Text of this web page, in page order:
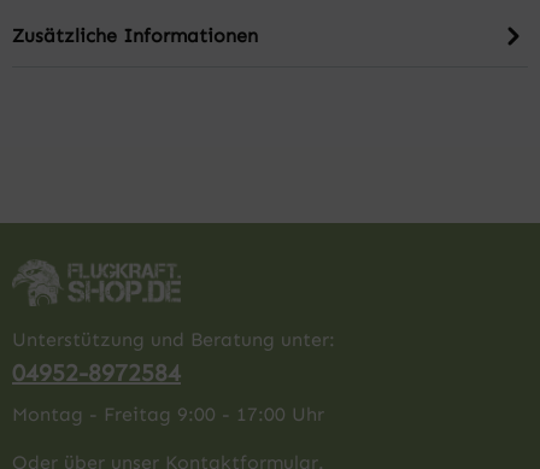
Zusätzliche Informationen
Unterstützung und Beratung unter:
04952-8972584
Montag - Freitag 9:00 - 17:00 Uhr
Oder über unser Kontaktformular.